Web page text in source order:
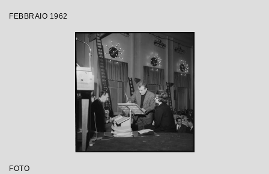
FEBBRAIO 1962
FOTO